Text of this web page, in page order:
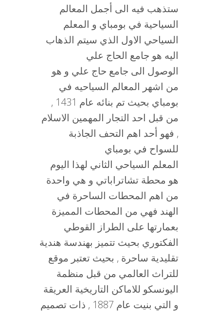
ستذهب فيه الى أجمل المعالم
السياحية في بومباي و المعلم
السياحي الاول الذي سيتم الذهاب
اليه هو جامع الحاج علي
الوصول الى جامع حاج علي و هو
من اشهر المعالم السياحيه في
بومباي بحيث تم بنائه عام 1431 ,
من قبل احد التجار المهمين الاسلام
, فهو أحد اهم التحف الجاذبة
للسواح في بومباي
المعلم السياحي الثاني لهذا اليوم
هو محطة تشاتراباتي و هي واحدة
من اهم المحطات الساحرة في
الهند فهي من المحطات المميزة
بعمارتها على الطراز القوطي
الفكتوري بحيث تتميز بهندسة هندية
تقليدية ساحرة , بحيث تعتبر موقع
للتراث العالمي من قبل منظمة
اليونسكو للاماكن التاريخية العريقة
و التي بنيت عام 1887 , ذات تصميم